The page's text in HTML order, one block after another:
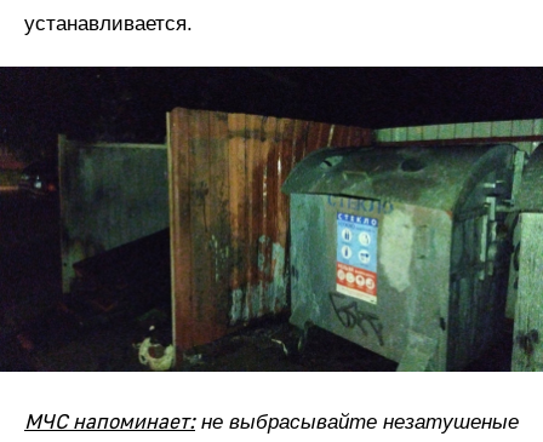
устанавливается.
МЧС напоминает:не выбрасывайте незатушеные